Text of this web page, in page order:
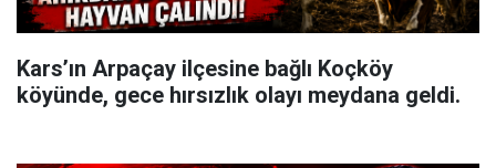
Kars’ın Arpaçay ilçesine bağlı Koçköy
köyünde, gece hırsızlık olayı meydana geldi.